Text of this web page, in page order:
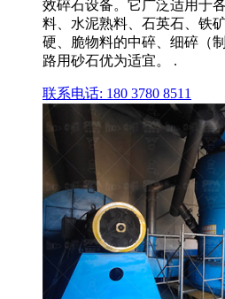
效碎石设备。它广泛适用于
料、水泥熟料、石英石、铁
硬、脆物料的中碎、细碎（
路用砂石优为适宜。 .
联系电话: 180 3780 8511